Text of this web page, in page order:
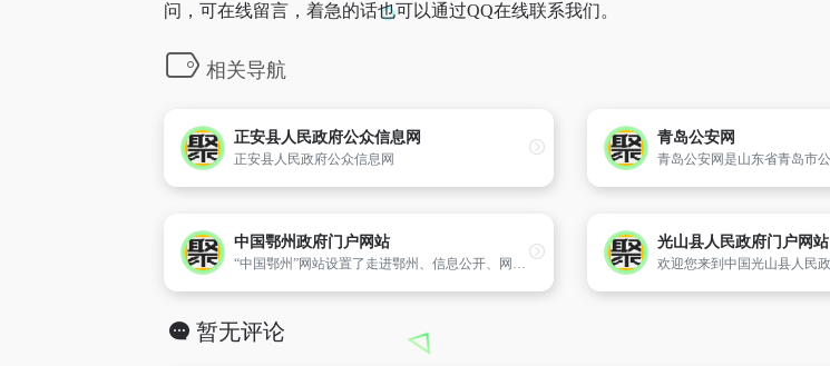
问，可在线留言，着急的话也可以通过QQ在线联系我们。
相关导航
正安县人民政府公众信息网
正安县人民政府公众信息网
青岛公安网
中国鄂州政府门户网站
“中国鄂州”网站设置了走进鄂州、信息公开、网上办事、政民互动、旅游鄂州、投资鄂州、视频中心七大主题栏目,是展示鄂州整体形象的窗口和信息化时代政府联系群众、服务群众的桥梁和纽带,也是世界了解鄂州的百科全书,鄂州走向世界的高速公路。“中国鄂州”政府门户网站是由鄂州市人民政府主办,鄂州日报社承办
光山县人民政府门户网站
暂无评论